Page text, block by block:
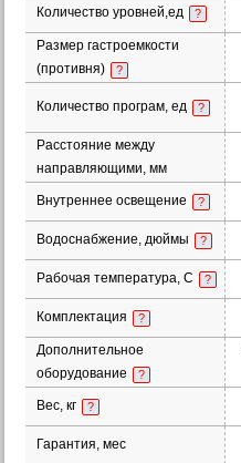
Количество уровней,ед ?
Размер гастроемкости
(противня)
?
Количество програм, ед ?
Расстояние между
направляющими, мм
Внутреннее освещение ?
Водоснабжение, дюймы ?
Рабочая температура, С ?
Комплектация ?
Дополнительное
оборудование
?
Вес, кг ?
Гарантия, мес